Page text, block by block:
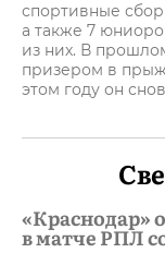
спортивные
а также 7
из них. В
призером в
этом году он
«Краснодар»
в матче РПЛ